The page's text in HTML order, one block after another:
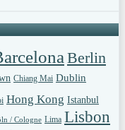
Berlin
Chiang Mai Dublin
Hong Kong Istanbul
/ Cologne Lima Lisbon